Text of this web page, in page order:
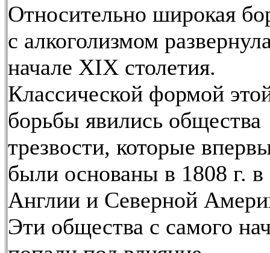
Относительно широкая
с алкоголизмом
начале XIX столетия.
Классической формой
борьбы явились общества
трезвости, которые
были основаны в 1808 г. в
Англии и Северной
Эти общества с самого